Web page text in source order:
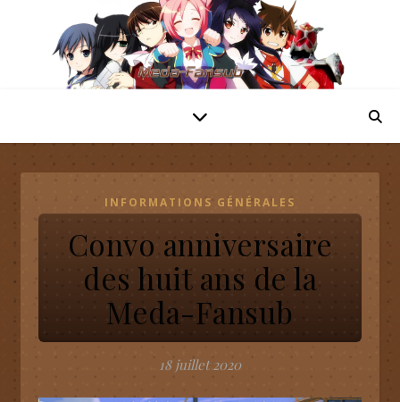
INFORMATIONS GÉNÉRALES
Convo anniversaire
des huit ans de la
Meda-Fansub
18 juillet 2020